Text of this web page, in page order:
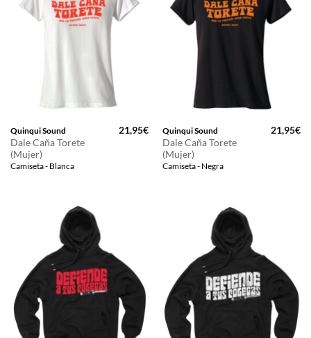
Quinqui Sound
Dale Caña Torete
(Mujer)
Camiseta - Blanca
21,95€ Quinqui Sound
Dale Caña Torete
(Mujer)
Camiseta - Negra
21,95€